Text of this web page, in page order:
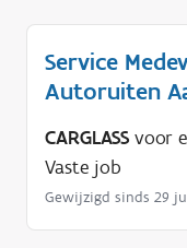
Service
Autoruiten
CARGLASS voor
Vaste job
Gewijzigd sinds 29